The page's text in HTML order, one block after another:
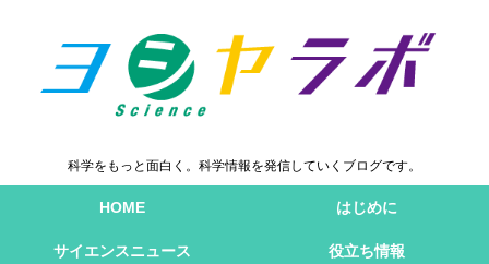
科学をもっと面白く。科学情報を発信していくブログです。
HOME はじめに
サイエンスニュース 役立ち情報